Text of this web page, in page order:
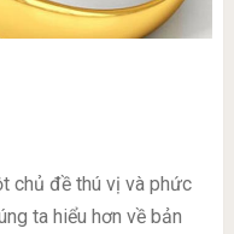
chủ đề thú vị và phức
ta hiểu hơn về bản